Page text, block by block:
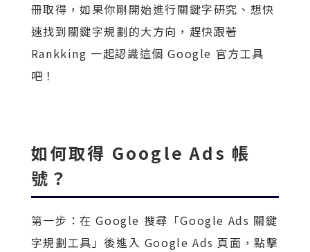
冊取得，如果你剛開始進行關鍵字研究、想快
速找到關鍵字規劃的大方向，趕快跟著
Rankking 一起認識這個 Google 官方工具
吧！
如何取得 Google Ads 帳
號？
第一步：在 Google 搜尋「Google Ads 關鍵
字規劃工具」後進入 Google Ads 頁面，點擊